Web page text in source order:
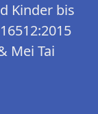
Kinder bis
Mei Tai